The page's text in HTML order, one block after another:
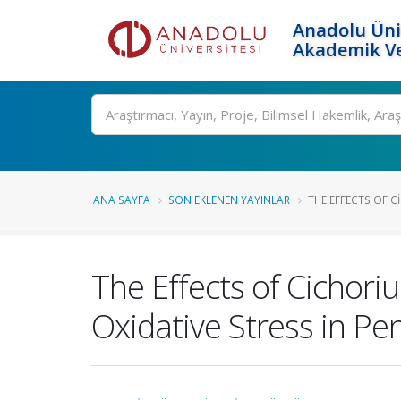
Anadolu
Akademik
Ara
ANA SAYFA SON EKLENEN YAYINLAR THE EFFECTS OF
The Effects of
Oxidative Stress in